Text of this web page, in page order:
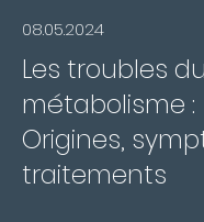
08.05.2024
Les troubles du
métabolisme :
Origines,
traitements